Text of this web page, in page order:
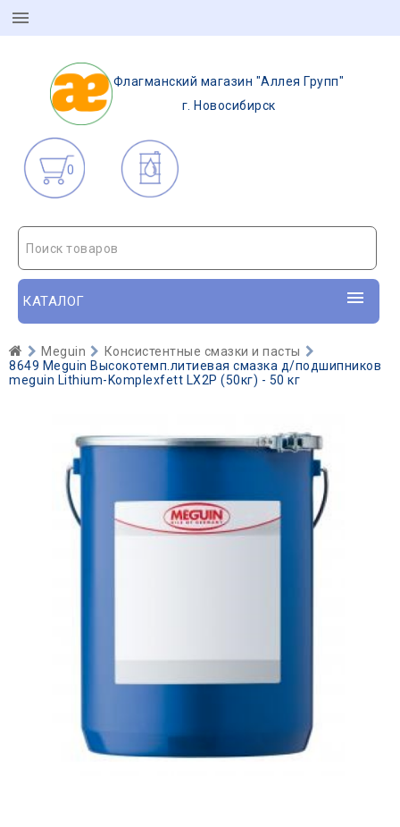
Флагманский магазин "Аллея Групп"
г. Новосибирск
0
Поиск товаров
КАТАЛОГ
Meguin
Консистентные смазки и пасты
8649 Meguin Высокотемп.литиевая смазка д/подшипников
meguin Lithium-Komplexfett LX2P (50кг) - 50 кг